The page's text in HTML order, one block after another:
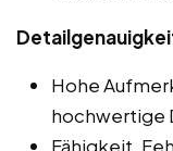
Hohe
hochwertige
Fähigkeit,